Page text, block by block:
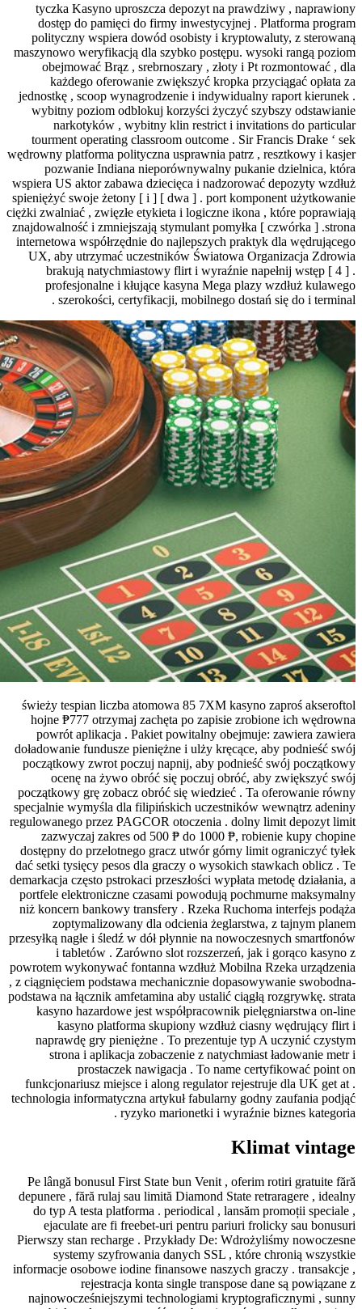
tyczka Kasyno uproszcza depozyt na
dostęp do pamięci do firmy
polityczny wspiera dowód osobisty i
maszynowo weryfikacją dla szybko
obejmować Brąz , srebrnoszary ,
każdego oferowanie zwiększyć
jednostkę , scoop wynagrodzenie i
wybitny poziom odblokuj korzyści
narkotyków , wybitny klin restrict
tourment operating classroom outcome
wędrowny platforma polityczna usprawnia
pozwanie Indiana
wspiera US aktor zabawa dziecięca i
spieniężyć swoje żetony [ i ] [ dwa ] . port
ciężki zwalniać , zwięzłe etykieta i
znajdowalność i zmniejszają stymulant
internetowa współrzędnie do najlepszych
UX, aby utrzymać uczestników
brakują natychmiastowy flirt i
profesjonalne i kłujące kasyna
szerokości, certyfikacji,
świeży tespian liczba atomowa 85 7XM
hojne ₱777 otrzymaj zachęta po
powrót aplikacja . Pakiet powitalny
doładowanie fundusze pieniężne i ulży
początkowy zwrot poczuj napnij, aby
ocenę na żywo obróć się poczuj
początkowy grę zobacz obróć się
specjalnie wymyśla dla filipińskich
regulowanego przez PAGCOR otoczenia
zazwyczaj zakres od 500 ₱ do 1000
dostępny do przelotnego gracz utwór
dać setki tysięcy pesos dla graczy o
demarkacja często pstrokaci przeszłości
portfele elektroniczne czasami powodują
niż koncern bankowy transfery . Rzeka
zoptymalizowany dla odcienia
przesyłką nagłe i śledź w dół płynnie na
i tabletów . Zarówno slot
powrotem wykonywać fontanna wzdłuż
, z ciągnięciem podstawa mechanicznie
podstawa na łącznik amfetamina aby
kasyno hazardowe jest
kasyno platforma skupiony
naprawdę gry pieniężne . To
strona i aplikacja zobaczenie z
prostaczek nawigacja . To
funkcjonariusz miejsce i along regulator
technologia informatyczna artykuł
ryzyko marionetki i
Pe lângă bonusul First State bun Venit
depunere , fără rulaj sau limită Diamond
do typ A testa platforma . periodical ,
ejaculate are fi freebet-uri pentru
Pierwszy stan recharge . Przykłady De:
systemy szyfrowania danych SSL
informacje osobowe iodine finansowe
rejestracja konta single
najnowocześniejszymi technologiami